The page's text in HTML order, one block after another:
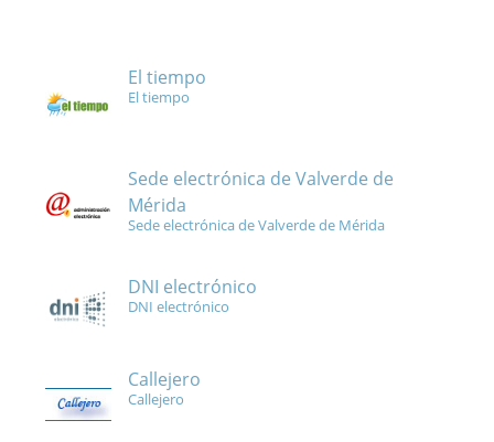
El tiempo
El tiempo
Sede electrónica de Valverde de
Mérida
Sede electrónica de Valverde de Mérida
DNI electrónico
DNI electrónico
Callejero
Callejero